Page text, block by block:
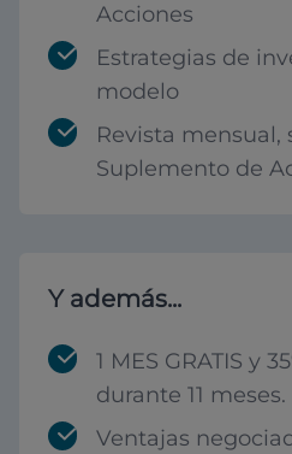
Acciones
Estrategias de
modelo
Revista mensual,
Suplemento de
Y además...
1 MES GRATIS y
durante 11 meses.
Ventajas